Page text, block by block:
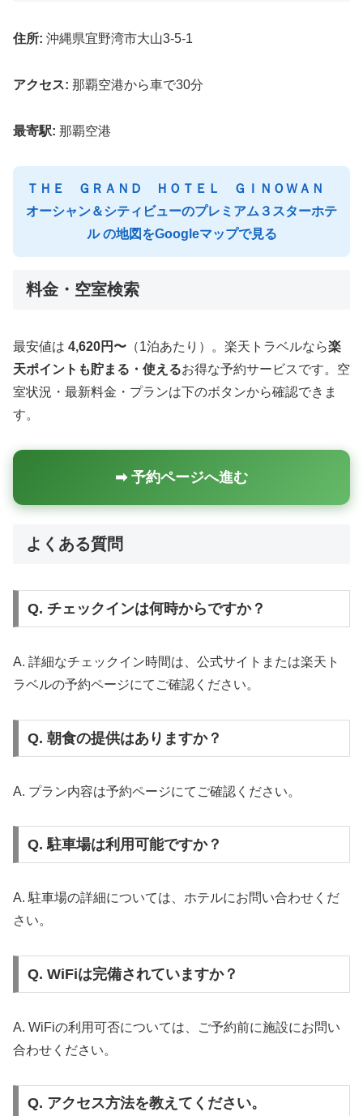
住所: 沖縄県宜野湾市大山3-5-1
アクセス: 那覇空港から車で30分
最寄駅: 那覇空港
ＴＨＥ ＧＲＡＮＤ ＨＯＴＥＬ ＧＩＮＯＷＡＮ
オーシャン＆シティビューのプレミアム３スターホテ
ル の地図をGoogleマップで見る
料金・空室検索
最安値は 4,620円〜 （1泊あたり）。楽天トラベルなら楽
天ポイントも貯まる・使えるお得な予約サービスです。空
室状況・最新料金・プランは下のボタンから確認できま
す。
➡ 予約ページへ進む
よくある質問
Q. チェックインは何時からですか？
A. 詳細なチェックイン時間は、公式サイトまたは楽天ト
ラベルの予約ページにてご確認ください。
Q. 朝食の提供はありますか？
A. プラン内容は予約ページにてご確認ください。
Q. 駐車場は利用可能ですか？
A. 駐車場の詳細については、ホテルにお問い合わせくだ
さい。
Q. WiFiは完備されていますか？
A. WiFiの利用可否については、ご予約前に施設にお問い
合わせください。
Q. アクセス方法を教えてください。